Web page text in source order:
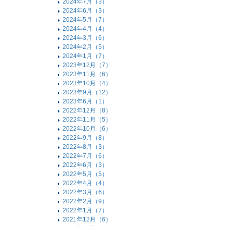
2024年7月（3）
2024年6月（3）
2024年5月（7）
2024年4月（4）
2024年3月（6）
2024年2月（5）
2024年1月（7）
2023年12月（7）
2023年11月（6）
2023年10月（4）
2023年9月（12）
2023年6月（1）
2022年12月（8）
2022年11月（5）
2022年10月（6）
2022年9月（8）
2022年8月（3）
2022年7月（6）
2022年6月（3）
2022年5月（5）
2022年4月（4）
2022年3月（6）
2022年2月（9）
2022年1月（7）
2021年12月（6）